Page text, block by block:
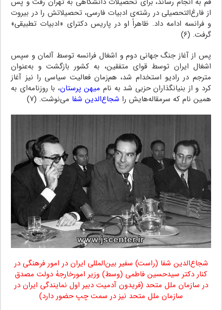
از فارغ‌التحصیلی در رشته‌ی ادبیات فارسی، تحصیلاتش را در بیروت
و فرانسه ادامه داد. ظاهراً او در پاریس دکترای «ادبیات تطبیقی»
گرفت. (۶)
پس از آغاز جنگ جهانی دوم و اشغال فرانسه توسط آلمان و سپس
اشغال ایران توسط قوای متفقین، به کشور بازگشت و به‌عنوان
مترجم در رادیو استخدام شد، هم‌زمان فعالیت سیاسی را نیز آغاز
کرد و از بنیانگذاران حزبی شد به نام میهن پرستان، با روزنامه‌ای به
همین نام که سرمقاله‌هایش را شجاع‌الدین شفا می‌نوشت. (۷)
شجاع‌الدین شفا (راست) سفیر بین‌المللی ایران در امور فرهنگی در
کنار دکتر سیدحسین فاطمی (وسط) وزیر امورخارجۀ دولت مصدق
در سازمان ملل متحد (فریدون آدمیت دبیر اول نمایندگی ایران در
سازمان ملل متحد نیز در سمت چپ حضور دارد)